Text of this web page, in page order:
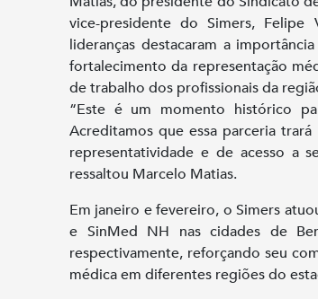
vice-presidente do Simers, Felipe
lideranças destacaram a
fortalecimento da representação
de trabalho dos profissionais da
“Este é um momento histórico
Acreditamos que essa parceria
representatividade e de acesso a
ressaltou Marcelo Matias.
Em janeiro e fevereiro, o Simers
e SinMed NH nas cidades de
respectivamente, reforçando seu
médica em diferentes regiões do